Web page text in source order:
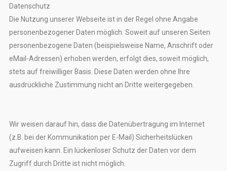
Datenschutz
Die Nutzung unserer Webseite ist in der Regel ohne Angabe
personenbezogener Daten möglich. Soweit auf unseren Seiten
personenbezogene Daten (beispielsweise Name, Anschrift oder
eMail-Adressen) erhoben werden, erfolgt dies, soweit möglich,
stets auf freiwilliger Basis. Diese Daten werden ohne Ihre
ausdrückliche Zustimmung nicht an Dritte weitergegeben.
Wir weisen darauf hin, dass die Datenübertragung im Internet
(z.B. bei der Kommunikation per E-Mail) Sicherheitslücken
aufweisen kann. Ein lückenloser Schutz der Daten vor dem
Zugriff durch Dritte ist nicht möglich.